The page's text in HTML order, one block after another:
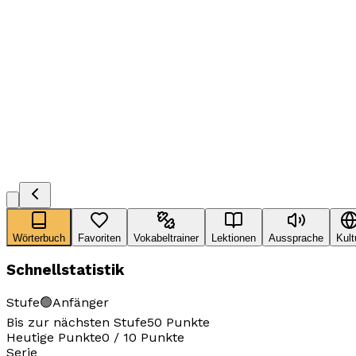
Wörterbuch Favoriten Vokabeltrainer Lektionen Aussprache
Schnellstatistik
Stufe🟢Anfänger
Bis zur nächsten Stufe50 Punkte
Heutige Punkte0 / 10 Punkte
Serie